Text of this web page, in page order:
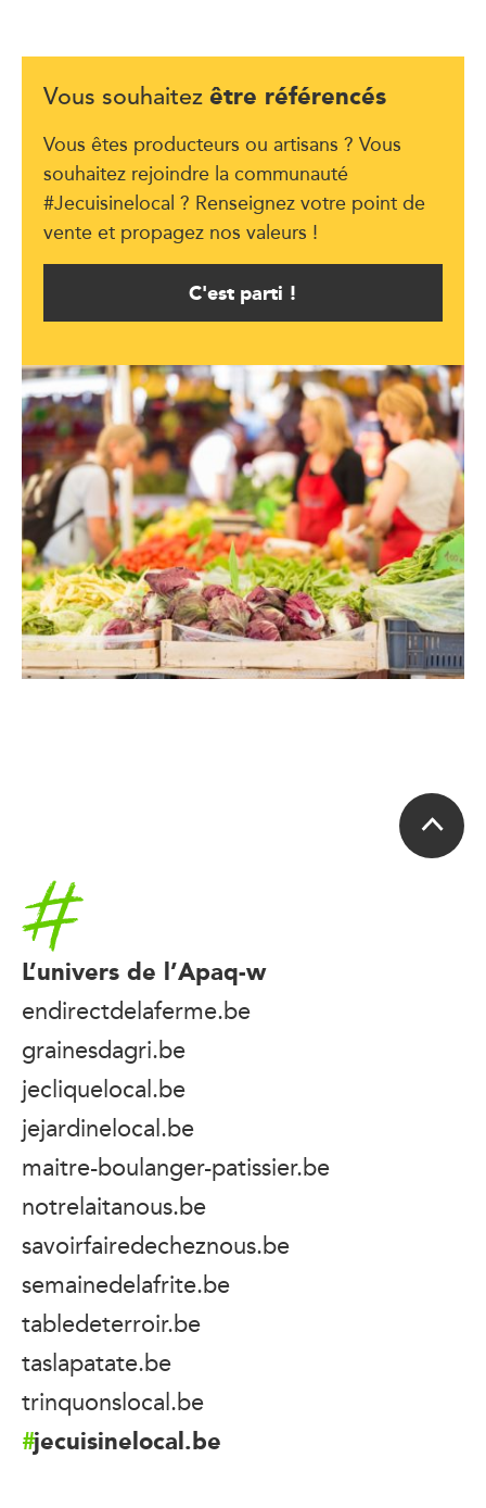
Vous souhaitez être référencés
Vous êtes producteurs ou artisans ? Vous
souhaitez rejoindre la communauté
#Jecuisinelocal ? Renseignez votre point de
vente et propagez nos valeurs !
C'est parti !
Accueil
L’univers de l’Apaq-w
endirectdelaferme.be
grainesdagri.be
jecliquelocal.be
jejardinelocal.be
maitre-boulanger-patissier.be
notrelaitanous.be
savoirfairedecheznous.be
semainedelafrite.be
tabledeterroir.be
taslapatate.be
trinquonslocal.be
jecuisinelocal.be